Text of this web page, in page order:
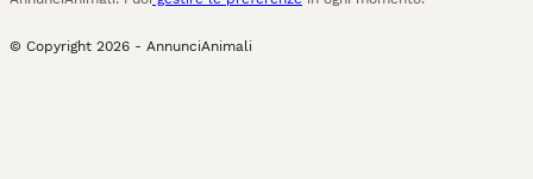
© Copyright 2026 - AnnunciAnimali